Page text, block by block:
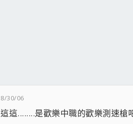
8/30/06
這這........是歡樂中職的歡樂測速槍